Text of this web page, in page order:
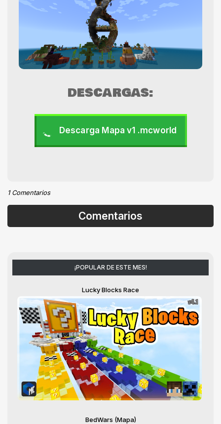
DESCARGAS:
Descarga Mapa v1 .mcworld
1 Comentarios
Comentarios
¡POPULAR DE ESTE MES!
Lucky Blocks Race
BedWars (Mapa)